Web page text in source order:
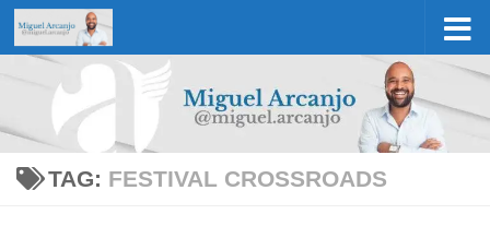
Skip to content
TAG: FESTIVAL CROSSROADS